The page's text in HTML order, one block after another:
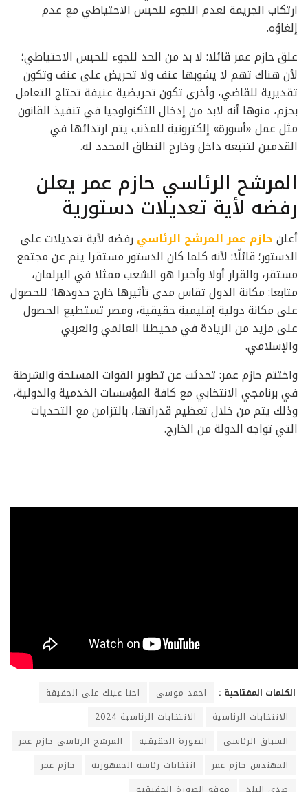
ارتكاب الجريمة لعدم اللجوء للحبس الاحتياطي مع عدم
إلغاؤه.
علق حازم عمر قائلا: لا بد من الحد للجوء للحبس الاحتياطي؛
لأن هناك تهم لا يشوبها عنف ولا تحريض على عنف وتكون
تقديرية للقاضي، وأخرى تكون تحريضية عنيفة تحتاج التعامل
بحزم، منوها أنه لابد من إدخال التكنولوجيا في تنفيذ القانون
مثل عمل «أسورة» إلكترونية للمذنب يتم ارتدائها في
القدمين لتتبعه داخل وخارج النطاق المحدد له.
المرشح الرئاسي حازم عمر يعلن
رفضه لأية تعديلات دستورية
أعلنحازم عمر المرشح الرئاسي رفضه لأية تعديلات على
الدستور؛ قائلًا: لأنه كلما كان الدستور مستقرا ينم عن مجتمع
مستقر، والقرار أولا وأخيرا هو الشعب ممثلا في البرلمان،
متابعا: مكانة الدول تقاس مدى تأثيرها خارج حدودها؛ للحصول
على مكانة دولية إقليمية حقيقية، ومصر تستطيع الحصول
على مزيد من الريادة في محيطنا العالمي والعربي
والإسلامي.
واختتم حازم عمر: تحدثت عن تطوير القوات المسلحة والشرطة
في برنامجي الانتخابي مع كافة المؤسسات الخدمية والدولية،
وذلك يتم من خلال تعظيم قدراتها، بالتزامن مع التحديات
التي تواجه الدولة من الخارج.
الكلمات المفتاحية : احمد موسى
احنا عينك على الحقيقة
الانتخابات الرئاسية
الانتخابات الرئاسية 2024
السباق الرئاسي
الصورة الحقيقية
المرشح الرئاسي حازم عمر
المهندس حازم عمر
انتخابات رئاسة الجمهورية
حازم عمر